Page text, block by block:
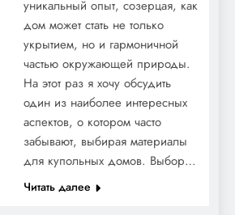
уникальный опыт, созерцая, как
дом может стать не только
укрытием, но и гармоничной
частью окружающей природы.
На этот раз я хочу обсудить
один из наиболее интересных
аспектов, о котором часто
забывают, выбирая материалы
для купольных домов. Выбор…
Читать далее